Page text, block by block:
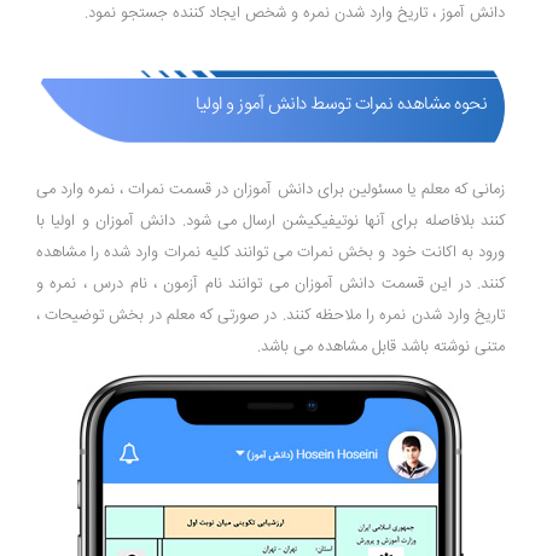
دانش آموز ، تاریخ وارد شدن نمره و شخص ایجاد کننده جستجو نمود.
نحوه مشاهده نمرات توسط دانش آموز و اولیا
زمانی که معلم یا مسئولین برای دانش آموزان در قسمت نمرات ، نمره وارد می
کنند بلافاصله برای آنها نوتیفیکیشن ارسال می شود. دانش آموزان و اولیا با
ورود به اکانت خود و بخش نمرات می توانند کلیه نمرات وارد شده را مشاهده
کنند. در این قسمت دانش آموزان می توانند نام آزمون ، نام درس ، نمره و
تاریخ وارد شدن نمره را ملاحظه کنند. در صورتی که معلم در بخش توضیحات ،
متنی نوشته باشد قابل مشاهده می باشد.